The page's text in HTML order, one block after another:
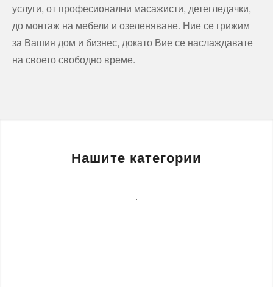
услуги, от професионални масажисти, детегледачки,
до монтаж на мебели и озеленяване. Ние се грижим
за Вашия дом и бизнес, докато Вие се наслаждавате
на своето свободно време.
Нашите категории